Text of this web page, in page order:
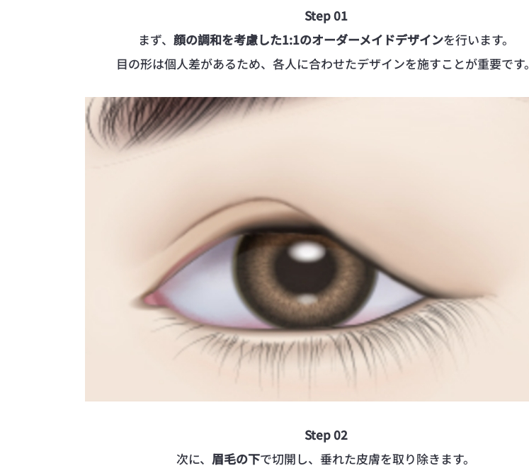
Step 01
まず、 顔の調和を考慮した1:1のオーダーメイドデザインを行います。
目の形は個人差があるため、各人に合わせたデザインを施すことが重要です。
Step 02
次に、 眉毛の下で切開し、垂れた皮膚を取り除きます。